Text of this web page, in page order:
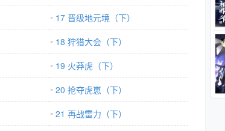
17 晋级地元境（下）
18 狩猎大会（下）
19 火莽虎（下）
20 抢夺虎崽（下）
21 再战雷力（下）